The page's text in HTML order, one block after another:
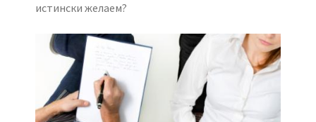
истински желаем?